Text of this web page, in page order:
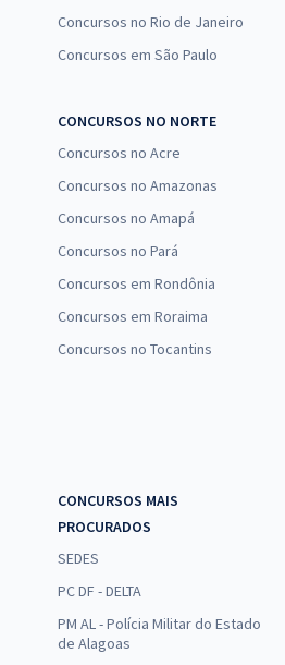
Concursos no Rio de Janeiro
Concursos em São Paulo
CONCURSOS NO NORTE
Concursos no Acre
Concursos no Amazonas
Concursos no Amapá
Concursos no Pará
Concursos em Rondônia
Concursos em Roraima
Concursos no Tocantins
CONCURSOS MAIS
PROCURADOS
SEDES
PC DF - DELTA
PM AL - Polícia Militar do Estado
de Alagoas